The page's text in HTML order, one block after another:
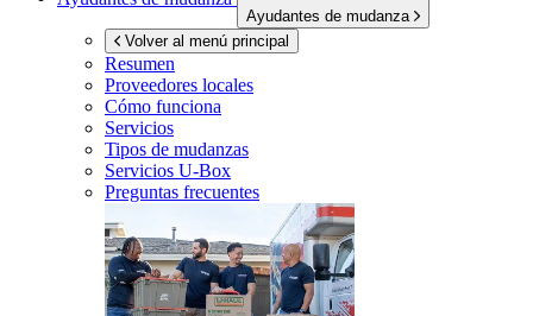
Ayudantes de mudanza
Volver al menú principal
Resumen
Proveedores locales
Cómo funciona
Servicios
Tipos de mudanzas
Servicios U-Box
Preguntas frecuentes